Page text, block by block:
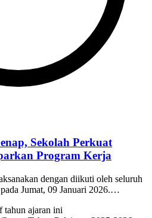
Sekolah Perkuat
Program Kerja
dengan diikuti oleh seluruh
Jumat, 09 Januari 2026.…
tahun ajaran ini